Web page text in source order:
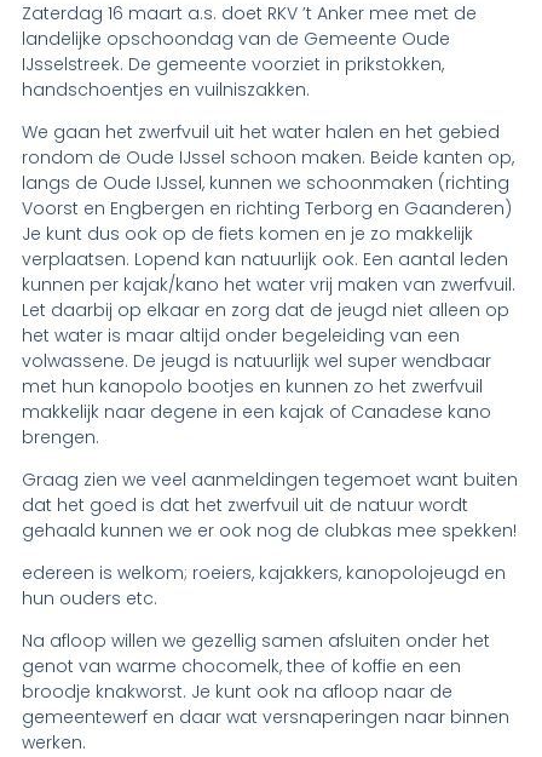
Zaterdag 16 maart a.s. doet RKV ’t Anker mee met de
landelijke opschoondag van de Gemeente Oude
IJsselstreek. De gemeente voorziet in prikstokken,
handschoentjes en vuilniszakken.
We gaan het zwerfvuil uit het water halen en het gebied
rondom de Oude IJssel schoon maken. Beide kanten op,
langs de Oude IJssel, kunnen we schoonmaken (richting
Voorst en Engbergen en richting Terborg en Gaanderen)
Je kunt dus ook op de fiets komen en je zo makkelijk
verplaatsen. Lopend kan natuurlijk ook. Een aantal leden
kunnen per kajak/kano het water vrij maken van zwerfvuil.
Let daarbij op elkaar en zorg dat de jeugd niet alleen op
het water is maar altijd onder begeleiding van een
volwassene. De jeugd is natuurlijk wel super wendbaar
met hun kanopolo bootjes en kunnen zo het zwerfvuil
makkelijk naar degene in een kajak of Canadese kano
brengen.
Graag zien we veel aanmeldingen tegemoet want buiten
dat het goed is dat het zwerfvuil uit de natuur wordt
gehaald kunnen we er ook nog de clubkas mee spekken!
edereen is welkom; roeiers, kajakkers, kanopolojeugd en
hun ouders etc.
Na afloop willen we gezellig samen afsluiten onder het
genot van warme chocomelk, thee of koffie en een
broodje knakworst. Je kunt ook na afloop naar de
gemeentewerf en daar wat versnaperingen naar binnen
werken.